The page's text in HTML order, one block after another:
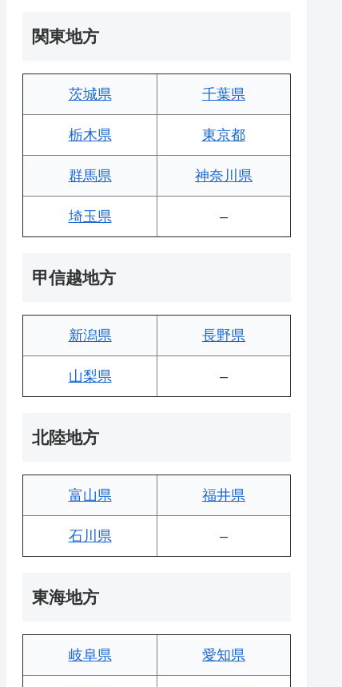
関東地方
茨城県 千葉県
栃木県 東京都
群馬県 神奈川県
埼玉県 –
甲信越地方
新潟県 長野県
山梨県 –
北陸地方
富山県 福井県
石川県 –
東海地方
岐阜県 愛知県